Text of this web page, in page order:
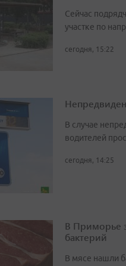
Сейчас
участке по
сегодня, 15:22
В случае
водителей
сегодня, 14:25
В Приморье
бактерий
В мясе нашли